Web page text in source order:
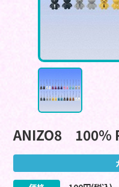
ANIZO8 100％